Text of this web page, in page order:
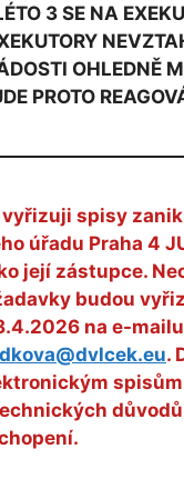
3 SE NA
OHLEDNĚ
PROTO
vyřizuji spisy
úřadu Praha 4
její zástupce.
budou
na e-
.
spisům